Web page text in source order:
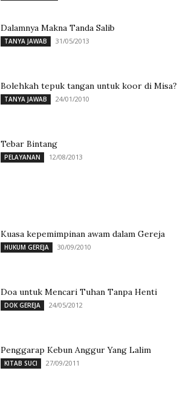
Dalamnya Makna Tanda Salib
TANYA JAWAB 31/05/2013
Bolehkah tepuk tangan untuk koor di Misa?
TANYA JAWAB 24/01/2010
Tebar Bintang
PELAYANAN 12/08/2013
Kuasa kepemimpinan awam dalam Gereja
HUKUM GEREJA 30/09/2010
Doa untuk Mencari Tuhan Tanpa Henti
DOK GEREJA 24/05/2012
Penggarap Kebun Anggur Yang Lalim
KITAB SUCI 27/09/2011